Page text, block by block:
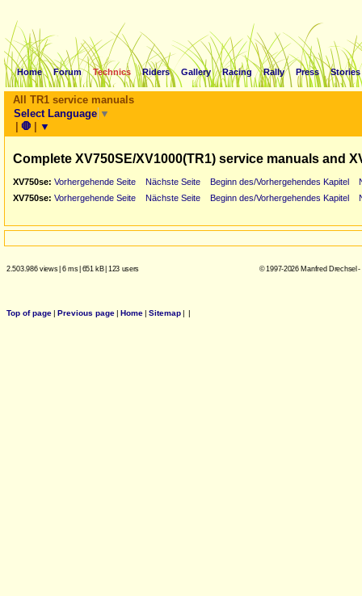
Home Forum Technics Riders Gallery Racing Rally Press Stories
All TR1 service manuals
Select Language ▼
| 🛑 | ▼
Complete XV750SE/XV1000(TR1) service manuals and
XV750se: Vorhergehende Seite Nächste Seite Beginn des/Vorhergehendes Kapitel
XV750se: Vorhergehende Seite Nächste Seite Beginn des/Vorhergehendes Kapitel
2.503.986 views| 6 ms| 651 kB| 123 users © 1997-2026 Manfred Drechsel
Top of page| Previous page| Home| Sitemap| |